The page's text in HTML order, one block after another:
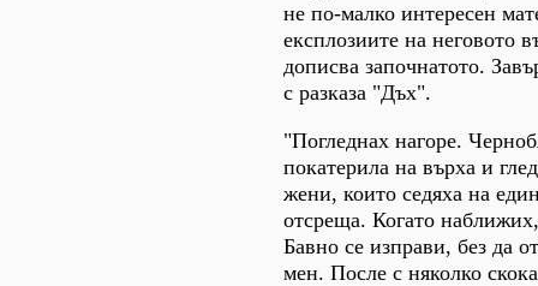
не по-малко интересен
експлозиите на неговото
дописва започнатото.
с разказа "Дъх".
"Погледнах нагоре.
покатерила на върха и
жени, които седяха на
отсреща. Когато
Бавно се изправи, без да
мен. После с няколко